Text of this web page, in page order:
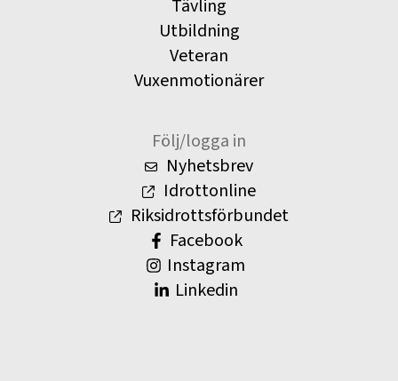
Tävling
Utbildning
Veteran
Vuxenmotionärer
Följ/logga in
Nyhetsbrev
Idrottonline
Riksidrottsförbundet
Facebook
Instagram
Linkedin